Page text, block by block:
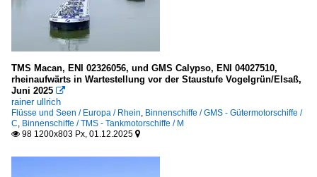
TMS Macan, ENI 02326056, und GMS Calypso, ENI 04027510,
rheinaufwärts in Wartestellung vor der Staustufe Vogelgrün/Elsaß,
Juni 2025 
rainer ullrich
Flüsse und Seen / Europa / Rhein Binnenschiffe / GMS - Gütermotorschiffe /
C Binnenschiffe / TMS - Tankmotorschiffe / M
 98 1200x803 Px, 01.12.2025 